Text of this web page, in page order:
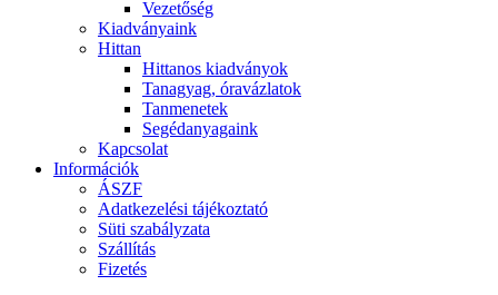
Vezetőség
Kiadványaink
Hittan
Hittanos kiadványok
Tanagyag, óravázlatok
Tanmenetek
Segédanyagaink
Kapcsolat
Információk
ÁSZF
Adatkezelési tájékoztató
Süti szabályzata
Szállítás
Fizetés